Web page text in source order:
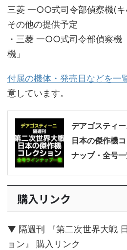
三菱 一○○式司令部偵察機(
その他の提供予定
・三菱 一○○式司令部偵察機
機」
付属の機体・発売日などを一
意しています。
デアゴスティ
日本の傑作機
ナップ・全号一
購入リンク
▼ 隔週刊 『第二次世界大戦
ョン』 購入リンク